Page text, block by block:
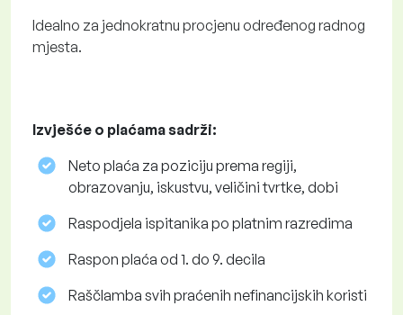
Idealno za jednokratnu procjenu određenog radnog
mjesta.
Izvješće o plaćama sadrži:
Neto plaća za poziciju prema regiji,
obrazovanju, iskustvu, veličini tvrtke, dobi
Raspodjela ispitanika po platnim razredima
Raspon plaća od 1. do 9. decila
Raščlamba svih praćenih nefinancijskih koristi